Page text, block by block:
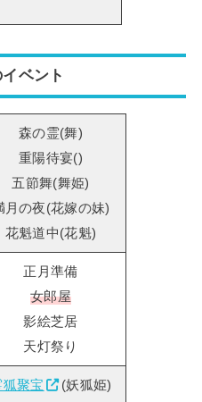
ベント
森の霊(舞)
重陽待宴()
五節舞(舞姫)
月の夜(花嫁の妹)
花魁道中(花魁)
正月準備
女郎屋
影絵芝居
天灯祭り
狐聚宝
(妖狐姫)